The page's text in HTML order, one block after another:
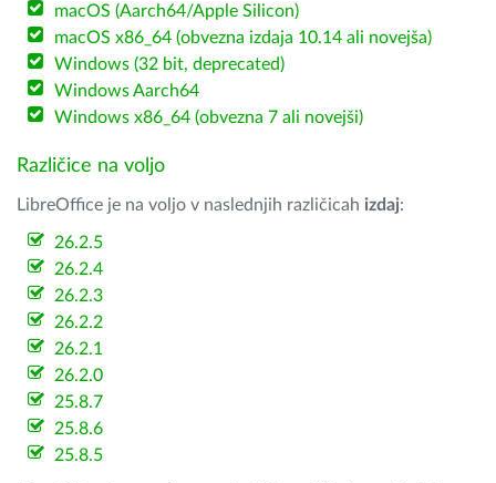
macOS (Aarch64/Apple Silicon)
macOS x86_64 (obvezna izdaja 10.14 ali novejša)
Windows (32 bit, deprecated)
Windows Aarch64
Windows x86_64 (obvezna 7 ali novejši)
Različice na voljo
LibreOffice je na voljo v naslednjih različicah izdaj:
26.2.5
26.2.4
26.2.3
26.2.2
26.2.1
26.2.0
25.8.7
25.8.6
25.8.5